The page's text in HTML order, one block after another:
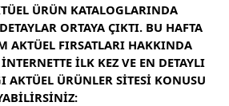
ÜRÜN KATALOGLARINDA
ORTAYA ÇIKTI. BU HAFTA
AKTÜEL FIRSATLARI HAKKINDA
ILK KEZ VE EN DETAYLI
ÜRÜNLER SITESI KONUSU